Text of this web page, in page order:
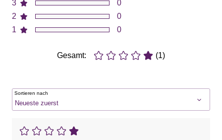
3
2
1
0
0
0
Gesamt: (1)
Sortieren nach